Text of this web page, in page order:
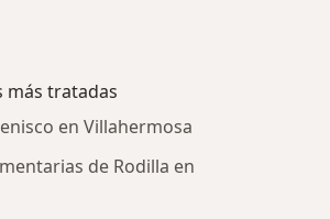
más tratadas
en Villahermosa
de Rodilla en